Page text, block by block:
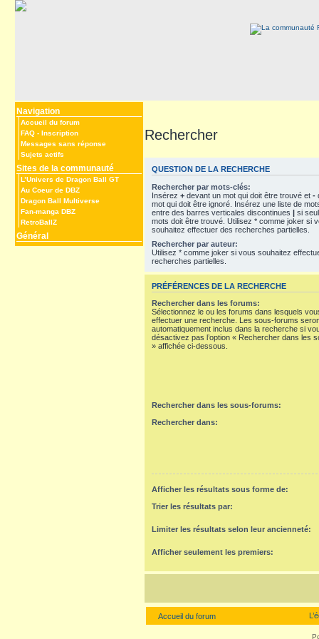
Navigation
Accueil du forum
FAQ - Inscription
Messages sans réponse
Sujets actifs
Sites de la communauté
L’Univers de Dragon Ball GT
Au Coeur de DBZ
Dragon Ball Multiverse
Fan-manga DBZ
RetroBallZ
Général
Rechercher
QUESTION DE LA RECHERCHE
Rechercher par mots-clés:
Insérez + devant un mot qui doit être trouvé et -
mot qui doit être ignoré. Insérez une liste de
entre des barres verticales discontinues | si
mots doit être trouvé. Utilisez * comme joker si
souhaitez effectuer des recherches partielles.
Rechercher par auteur:
Utilisez * comme joker si vous souhaitez
recherches partielles.
PRÉFÉRENCES DE LA RECHERCHE
Rechercher dans les forums:
Sélectionnez le ou les forums dans lesquels
effectuer une recherche. Les sous-forums
automatiquement inclus dans la recherche si
désactivez pas l’option « Rechercher dans les
» affichée ci-dessous.
Rechercher dans les sous-forums:
Rechercher dans:
Afficher les résultats sous forme de:
Trier les résultats par:
Limiter les résultats selon leur ancienneté:
Afficher seulement les premiers:
Accueil du forum